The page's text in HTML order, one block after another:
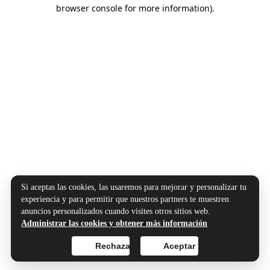
browser console for more information).
Si aceptas las cookies, las usaremos para mejorar y personalizar tu
experiencia y para permitir que nuestros partners te muestren
anuncios personalizados cuando visites otros sitios web.
Administrar las cookies y obtener más información
Aceptar
Rechazar